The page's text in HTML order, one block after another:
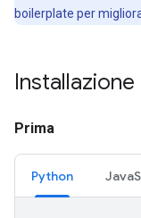
boilerplate per
Installazione
Prima
Python